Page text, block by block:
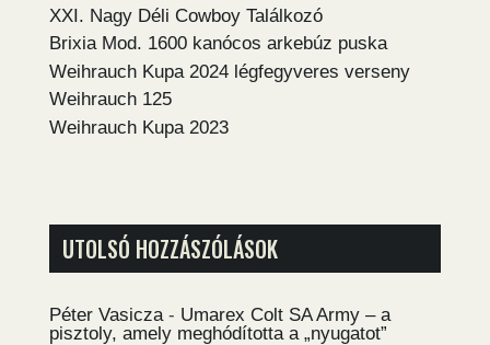
XXI. Nagy Déli Cowboy Találkozó
Brixia Mod. 1600 kanócos arkebúz puska
Weihrauch Kupa 2024 légfegyveres verseny
Weihrauch 125
Weihrauch Kupa 2023
UTOLSÓ HOZZÁSZÓLÁSOK
Péter Vasicza - Umarex Colt SA Army – a
pisztoly, amely meghódította a „nyugatot”